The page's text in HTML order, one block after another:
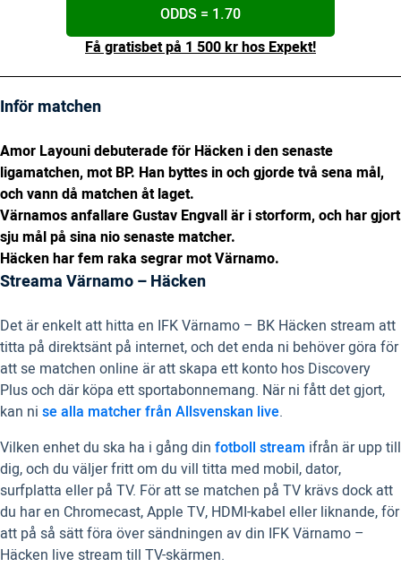
ODDS = 1.70
Få gratisbet på 1 500 kr hos Expekt!
Inför matchen
Amor Layouni debuterade för Häcken i den senaste
ligamatchen, mot BP. Han byttes in och gjorde två sena mål,
och vann då matchen åt laget.
Värnamos anfallare Gustav Engvall är i storform, och har gjort
sju mål på sina nio senaste matcher.
Häcken har fem raka segrar mot Värnamo.
Streama Värnamo – Häcken
Det är enkelt att hitta en IFK Värnamo – BK Häcken stream att
titta på direktsänt på internet, och det enda ni behöver göra för
att se matchen online är att skapa ett konto hos Discovery
Plus och där köpa ett sportabonnemang. När ni fått det gjort,
kan ni se alla matcher från Allsvenskan live.
Vilken enhet du ska ha i gång din fotboll stream ifrån är upp till
dig, och du väljer fritt om du vill titta med mobil, dator,
surfplatta eller på TV. För att se matchen på TV krävs dock att
du har en Chromecast, Apple TV, HDMI-kabel eller liknande, för
att på så sätt föra över sändningen av din IFK Värnamo –
Häcken live stream till TV-skärmen.